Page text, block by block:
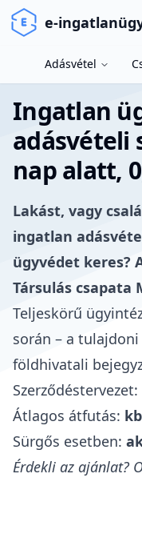
e-
Adásvétel
Ingatlan
adásvételi
nap alatt,
Lakást, vagy
ingatlan
ügyvédet keres?
Társulás csapata
Teljeskörű
során – a
földhivatali
Szerződéstervezet:
Átlagos átfutás:
Sürgős esetben:
Érdekli az ajánlat?